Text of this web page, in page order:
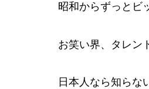
昭和からずっとビ
お笑い界、タレン
日本人なら知らな